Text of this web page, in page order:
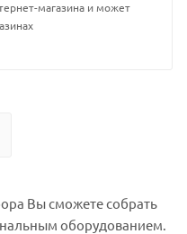
магазина и может
Вы сможете собрать
оборудованием.